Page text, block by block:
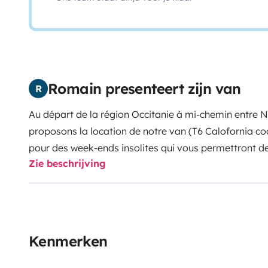
R Romain presenteert zijn van
Au départ de la région Occitanie à mi-chemin entre
proposons la location de notre van (T6 Calofornia
pour des week-ends insolites qui vous permettront
Lozère, l'Ardèche, etc... Pour des moments
alors sur une une durée plus longue et vous laisser
En espace Vie, les deux sièges avant pivotent, la
Zie beschrijving
Kenmerken